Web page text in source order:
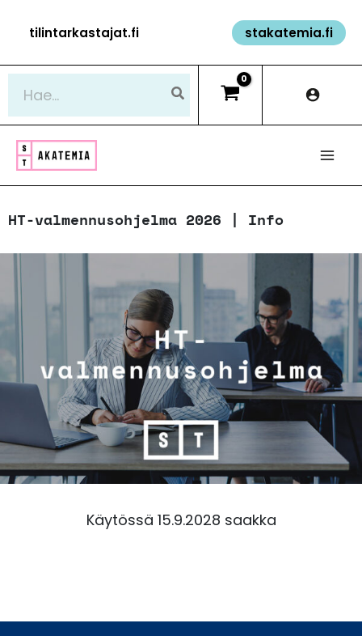
sisältöön
tilintarkastajat.fi stakatemia.fi
HT-valmennusohjelma 2026 | Info
Käytössä 15.9.2028 saakka